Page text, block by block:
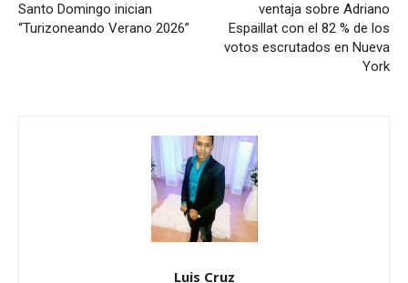
Santo Domingo inician
“Turizoneando Verano 2026”
ventaja sobre Adriano
Espaillat con el 82 % de los
votos escrutados en Nueva
York
Luis Cruz